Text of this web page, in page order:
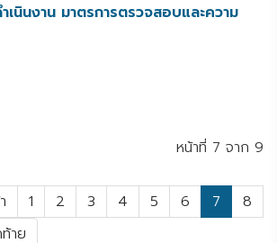
เนินงาน มาตรการตรวจสอบและความ
หน้าที่ 7 จาก 9
1 2 3 4 5 6 7
8
าย